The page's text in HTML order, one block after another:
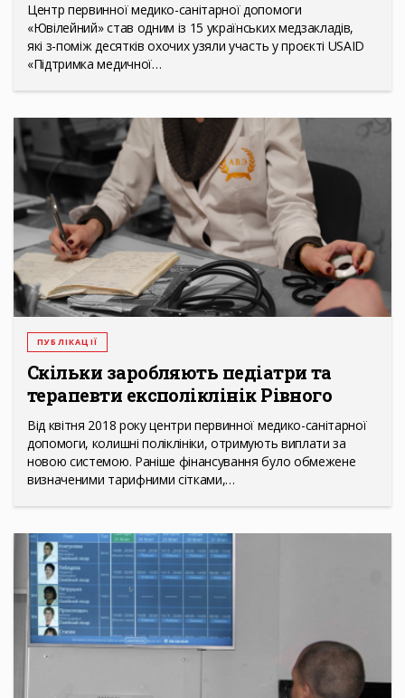
Центр первинної медико-санітарної допомоги
«Ювілейний» став одним із 15 українських медзакладів,
які з-поміж десятків охочих узяли участь у проєкті USAID
«Підтримка медичної…
ПУБЛІКАЦІЇ
Скільки заробляють педіатри та
терапевти експоліклінік Рівного
Від квітня 2018 року центри первинної медико-санітарної
допомоги, колишні поліклініки, отримують виплати за
новою системою. Раніше фінансування було обмежене
визначеними тарифними сітками,…